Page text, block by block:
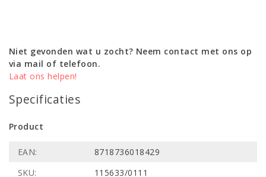
Niet gevonden wat u zocht? Neem contact met ons op
via mail of telefoon.
Laat ons helpen!
Specificaties
Product
EAN:
8718736018429
SKU:
115633/0111